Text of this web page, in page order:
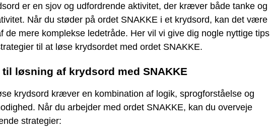
er en sjov og udfordrende aktivitet, der kræver både tanke og
Når du støder på ordet SNAKKE i et krydsord, kan det være
de mere komplekse ledetråde. Her vil vi give dig nogle nyttige tips
til at løse krydsordet med ordet SNAKKE.
til løsning af krydsord med SNAKKE
krydsord kræver en kombination af logik, sprogforståelse og
Når du arbejder med ordet SNAKKE, kan du overveje
strategier: